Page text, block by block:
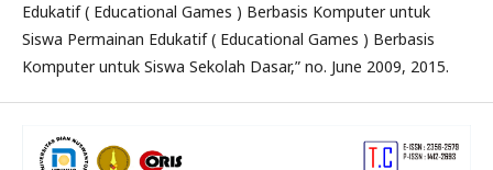
Edukatif ( Educational Games ) Berbasis Komputer untuk
Siswa Permainan Edukatif ( Educational Games ) Berbasis
Komputer untuk Siswa Sekolah Dasar,” no. June 2009, 2015.